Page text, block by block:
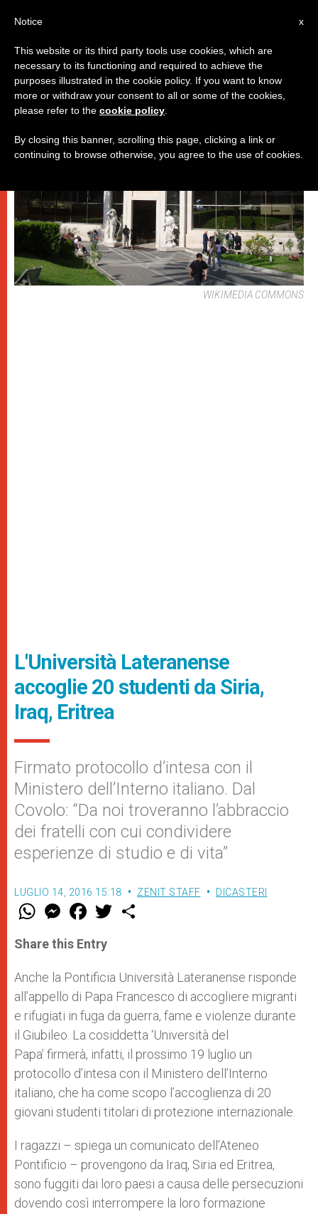
DICASTERI
WIKIMEDIA COMMONS
L'Università Lateranense
accoglie 20 studenti da Siria,
Iraq, Eritrea
Firmato protocollo d’intesa con il
Ministero dell’Interno italiano. Dal
Covolo: “Da noi troveranno l’abbraccio
dei fratelli con cui condividere
esperienze di studio e di vita”
LUGLIO 14, 2016 15:18 ZENIT STAFF DICASTERI
W
t
s
p
p
M
e
s
e
g
e
r
F
a
e
b
o
k
w
Share this Entry
Anche la Pontificia Università Lateranense risponde
all’appello di Papa Francesco di accogliere migranti
e rifugiati in fuga da guerra, fame e violenze durante
il Giubileo. La cosiddetta ‘Università del
Papa’ firmerà, infatti, il prossimo 19 luglio un
protocollo d’intesa con il Ministero dell’Interno
italiano, che ha come scopo l’accoglienza di 20
giovani studenti titolari di protezione internazionale.
I ragazzi – spiega un comunicato dell’Ateneo
Pontificio – provengono da Iraq, Siria ed Eritrea,
sono fuggiti dai loro paesi a causa delle persecuzioni
dovendo così interrompere la loro formazione
x
Notice
This website or its third party tools use cookies, which are
necessary to its functioning and required to achieve the
purposes illustrated in the cookie policy. If you want to know
more or withdraw your consent to all or some of the cookies,
please refer to the cookie policy
By closing this banner, scrolling this page, clicking a link or
continuing to browse otherwise, you agree to the use of cookies.